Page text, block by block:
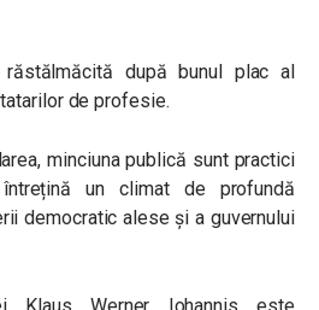
după bunul plac al
de profesie.
minciuna publică sunt practici
un climat de profundă
democratic alese și a guvernului